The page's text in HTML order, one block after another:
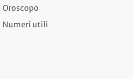
Oroscopo
Numeri utili